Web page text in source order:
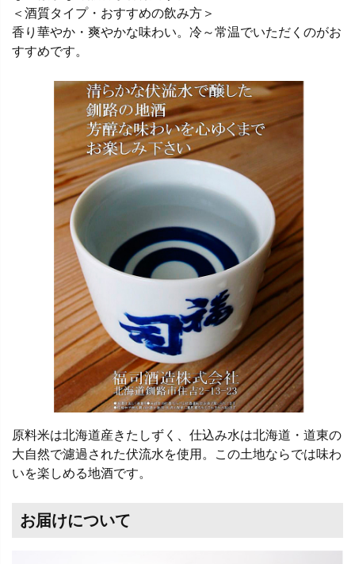
＜酒質タイプ・おすすめの飲み方＞
香り華やか・爽やかな味わい。冷～常温でいただくのがお
すすめです。
原料米は北海道産きたしずく、仕込み水は北海道・道東の
大自然で濾過された伏流水を使用。この土地ならでは味わ
いを楽しめる地酒です。
お届けについて